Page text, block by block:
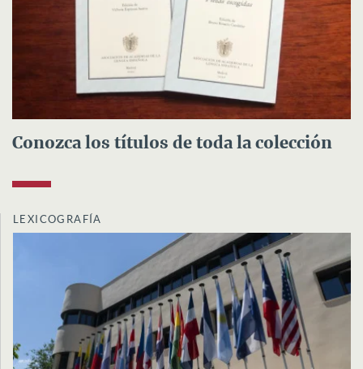
Conozca los títulos de toda la colección
LEXICOGRAFÍA